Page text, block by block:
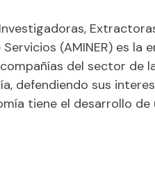
(AMINER) es la
del sector de
defendiendo sus
tiene el desarrollo